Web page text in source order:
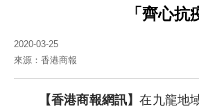
「齊心
2020-03-25
來源：香港商報
【香港商報網訊】在九龍地